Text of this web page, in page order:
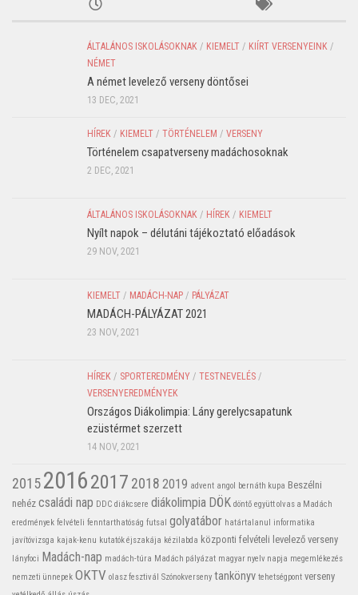
ÁLTALÁNOS ISKOLÁSOKNAK / KIEMELT / KIÍRT VERSENYEINK /
NÉMET
A német levelező verseny döntősei
13 DEC, 2021
HÍREK / KIEMELT / TÖRTÉNELEM / VERSENY
Történelem csapatverseny madáchosoknak
2 DEC, 2021
ÁLTALÁNOS ISKOLÁSOKNAK / HÍREK / KIEMELT
Nyílt napok – délutáni tájékoztató előadások
29 NOV, 2021
KIEMELT / MADÁCH-NAP / PÁLYÁZAT
MADÁCH-PÁLYÁZAT 2021
23 NOV, 2021
HÍREK / SPORTEREDMÉNY / TESTNEVELÉS /
VERSENYEREDMÉNYEK
Országos Diákolimpia: Lány gerelycsapatunk
ezüstérmet szerzett
14 NOV, 2021
201520162017 2018 2019 advent angol bernáth kupa Beszélni
nehéz családi nap DDC diákcsere diákolimpia DÖK döntő együtt olvas a Madách
eredmények felvételi fenntarthatóság futsal golyatábor határtalanul informatika
javítóvizsga kajak-kenu kutatók éjszakája kézilabda központi felvételi levelező verseny
lányfoci Madách-nap madách-túra Madách pályázat magyar nyelv napja megemlékezés
nemzeti ünnepek OKTV olasz fesztivál Szónokverseny tankönyv tehetségpont verseny